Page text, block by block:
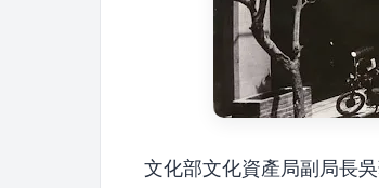
文化部文化資產局副局長